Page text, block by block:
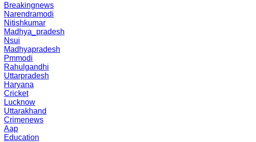
Breakingnews
Narendramodi
Nitishkumar
Madhya_pradesh
Nsui
Madhyapradesh
Pmmodi
Rahulgandhi
Uttarpradesh
Haryana
Cricket
Lucknow
Uttarakhand
Crimenews
Aap
Education